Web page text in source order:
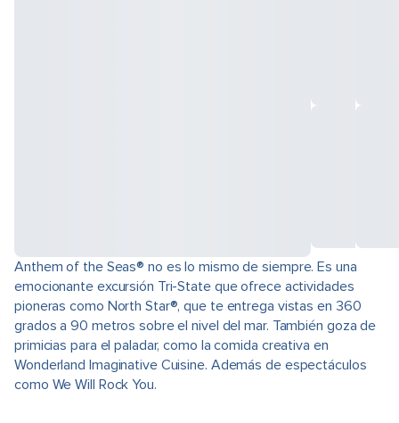
Anthem of the Seas® no es lo mismo de siempre. Es una
emocionante excursión Tri-State que ofrece actividades
pioneras como North Star®, que te entrega vistas en 360
grados a 90 metros sobre el nivel del mar. También goza de
primicias para el paladar, como la comida creativa en
Wonderland Imaginative Cuisine. Además de espectáculos
como We Will Rock You.